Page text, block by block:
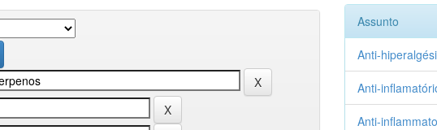
Assunto
Anti-
Anti-
Anti-